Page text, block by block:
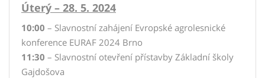
Úterý – 28. 5. 2024
10:00 – Slavnostní zahájení Evropské agrolesnické
konference EURAF 2024 Brno
11:30 – Slavnostní otevření přístavby Základní školy
Gajdošova